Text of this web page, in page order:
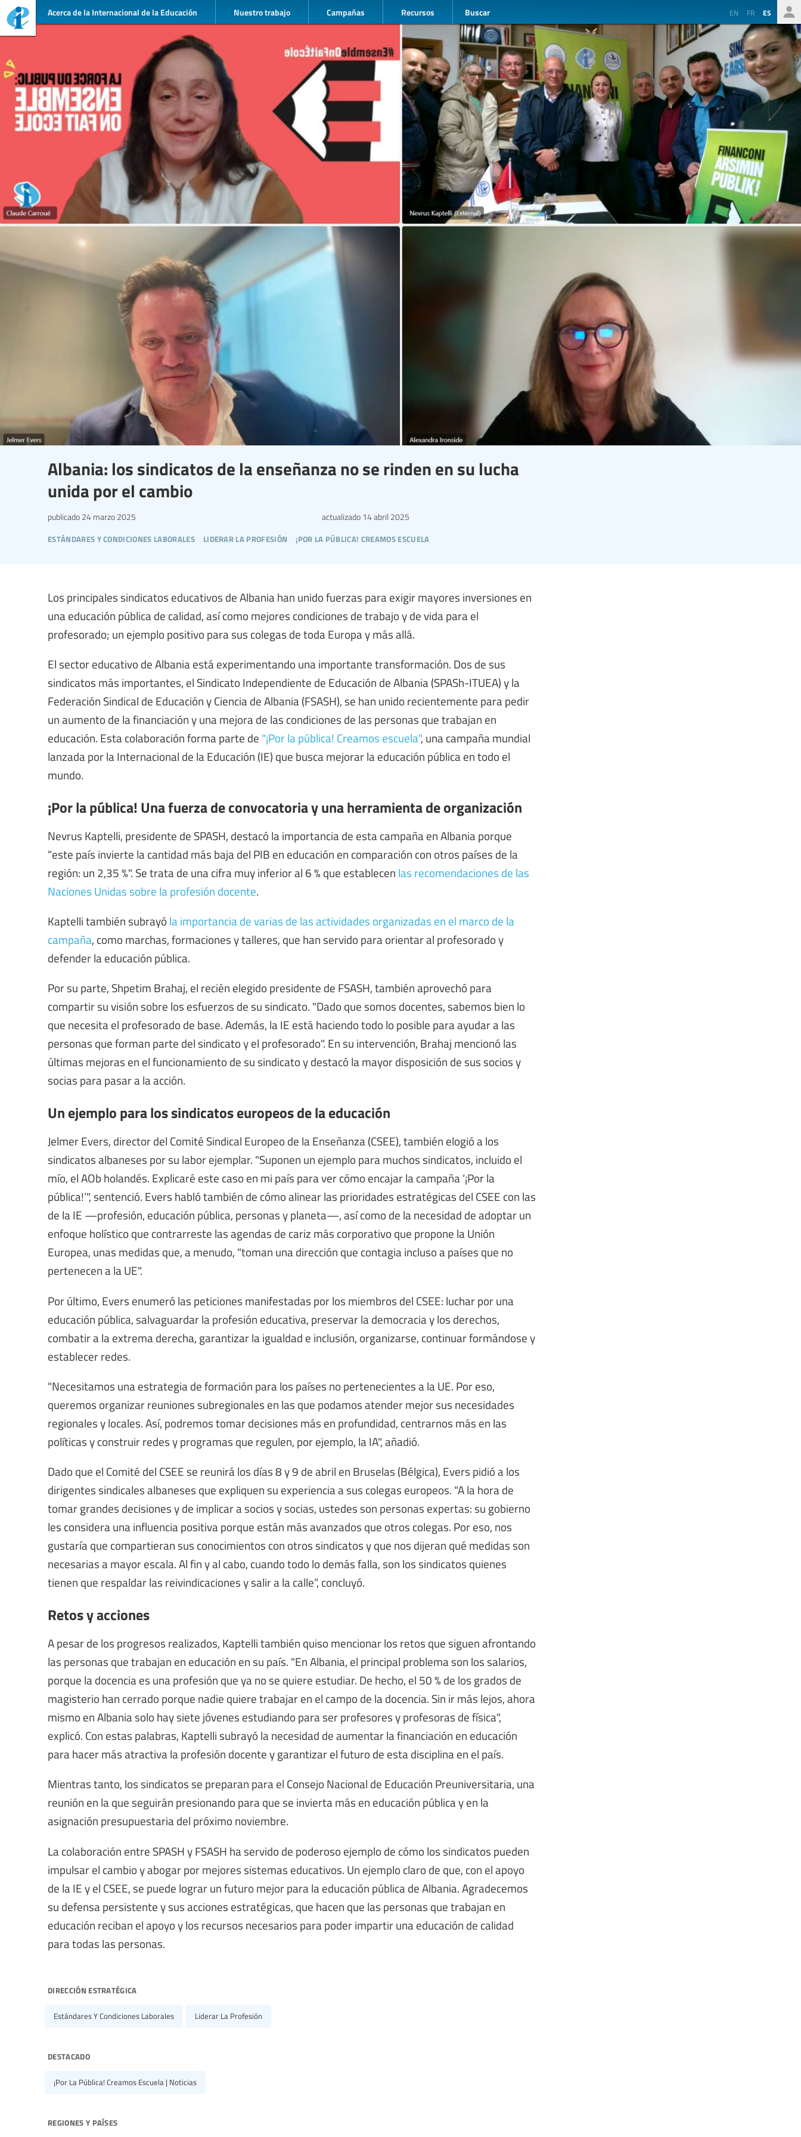
Acerca de la Internacional de la Educación Nuestro trabajo Campañas Recursos Buscar EN FR ES
Albania: los sindicatos de la enseñanza no se rinden en su lucha
unida por el cambio
estándares y condiciones laborales liderar la profesión ¡por la pública! creamos escuela
publicado 24 marzo 2025 actualizado 14 abril 2025
Los principales sindicatos educativos de Albania han unido fuerzas para exigir mayores inversiones en
una educación pública de calidad, así como mejores condiciones de trabajo y de vida para el
profesorado; un ejemplo positivo para sus colegas de toda Europa y más allá.
El sector educativo de Albania está experimentando una importante transformación. Dos de sus
sindicatos más importantes, el Sindicato Independiente de Educación de Albania (SPASh-ITUEA) y la
Federación Sindical de Educación y Ciencia de Albania (FSASH), se han unido recientemente para pedir
un aumento de la financiación y una mejora de las condiciones de las personas que trabajan en
educación. Esta colaboración forma parte de "¡Por la pública! Creamos escuela", una campaña mundial
lanzada por la Internacional de la Educación (IE) que busca mejorar la educación pública en todo el
mundo.
¡Por la pública! Una fuerza de convocatoria y una herramienta de organización
Nevrus Kaptelli, presidente de SPASH, destacó la importancia de esta campaña en Albania porque
"este país invierte la cantidad más baja del PIB en educación en comparación con otros países de la
región: un 2,35 %". Se trata de una cifra muy inferior al 6 % que establecen las recomendaciones de las
Naciones Unidas sobre la profesión docente.
Kaptelli también subrayó la importancia de varias de las actividades organizadas en el marco de la
campaña, como marchas, formaciones y talleres, que han servido para orientar al profesorado y
defender la educación pública.
Por su parte, Shpetim Brahaj, el recién elegido presidente de FSASH, también aprovechó para
compartir su visión sobre los esfuerzos de su sindicato. "Dado que somos docentes, sabemos bien lo
que necesita el profesorado de base. Además, la IE está haciendo todo lo posible para ayudar a las
personas que forman parte del sindicato y el profesorado". En su intervención, Brahaj mencionó las
últimas mejoras en el funcionamiento de su sindicato y destacó la mayor disposición de sus socios y
socias para pasar a la acción.
Un ejemplo para los sindicatos europeos de la educación
Jelmer Evers, director del Comité Sindical Europeo de la Enseñanza (CSEE), también elogió a los
sindicatos albaneses por su labor ejemplar. "Suponen un ejemplo para muchos sindicatos, incluido el
mío, el AOb holandés. Explicaré este caso en mi país para ver cómo encajar la campaña ‘¡Por la
pública!’", sentenció. Evers habló también de cómo alinear las prioridades estratégicas del CSEE con las
de la IE —profesión, educación pública, personas y planeta—, así como de la necesidad de adoptar un
enfoque holístico que contrarreste las agendas de cariz más corporativo que propone la Unión
Europea, unas medidas que, a menudo, "toman una dirección que contagia incluso a países que no
pertenecen a la UE".
Por último, Evers enumeró las peticiones manifestadas por los miembros del CSEE: luchar por una
educación pública, salvaguardar la profesión educativa, preservar la democracia y los derechos,
combatir a la extrema derecha, garantizar la igualdad e inclusión, organizarse, continuar formándose y
establecer redes.
"Necesitamos una estrategia de formación para los países no pertenecientes a la UE. Por eso,
queremos organizar reuniones subregionales en las que podamos atender mejor sus necesidades
regionales y locales. Así, podremos tomar decisiones más en profundidad, centrarnos más en las
políticas y construir redes y programas que regulen, por ejemplo, la IA", añadió.
Dado que el Comité del CSEE se reunirá los días 8 y 9 de abril en Bruselas (Bélgica), Evers pidió a los
dirigentes sindicales albaneses que expliquen su experiencia a sus colegas europeos. "A la hora de
tomar grandes decisiones y de implicar a socios y socias, ustedes son personas expertas: su gobierno
les considera una influencia positiva porque están más avanzados que otros colegas. Por eso, nos
gustaría que compartieran sus conocimientos con otros sindicatos y que nos dijeran qué medidas son
necesarias a mayor escala. Al fin y al cabo, cuando todo lo demás falla, son los sindicatos quienes
tienen que respaldar las reivindicaciones y salir a la calle”, concluyó.
Retos y acciones
A pesar de los progresos realizados, Kaptelli también quiso mencionar los retos que siguen afrontando
las personas que trabajan en educación en su país. "En Albania, el principal problema son los salarios,
porque la docencia es una profesión que ya no se quiere estudiar. De hecho, el 50 % de los grados de
magisterio han cerrado porque nadie quiere trabajar en el campo de la docencia. Sin ir más lejos, ahora
mismo en Albania solo hay siete jóvenes estudiando para ser profesores y profesoras de física",
explicó. Con estas palabras, Kaptelli subrayó la necesidad de aumentar la financiación en educación
para hacer más atractiva la profesión docente y garantizar el futuro de esta disciplina en el país.
Mientras tanto, los sindicatos se preparan para el Consejo Nacional de Educación Preuniversitaria, una
reunión en la que seguirán presionando para que se invierta más en educación pública y en la
asignación presupuestaria del próximo noviembre.
La colaboración entre SPASH y FSASH ha servido de poderoso ejemplo de cómo los sindicatos pueden
impulsar el cambio y abogar por mejores sistemas educativos. Un ejemplo claro de que, con el apoyo
de la IE y el CSEE, se puede lograr un futuro mejor para la educación pública de Albania. Agradecemos
su defensa persistente y sus acciones estratégicas, que hacen que las personas que trabajan en
educación reciban el apoyo y los recursos necesarios para poder impartir una educación de calidad
para todas las personas.
dirección estratégica
Estándares Y Condiciones Laborales Liderar La Profesión
destacado
¡Por La Pública! Creamos Escuela | Noticias
regiones y países